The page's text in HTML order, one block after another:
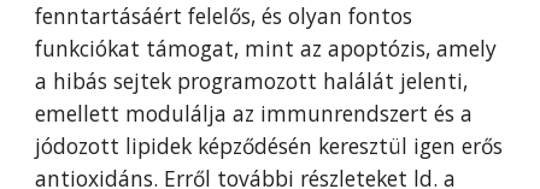
fenntartásáért felelős, és olyan fontos
funkciókat támogat, mint az apoptózis, amely
a hibás sejtek programozott halálát jelenti,
emellett modulálja az immunrendszert ésa
jódozott lipidek képződésén keresztül igen erős
antioxidáns. Erről további részleteket ld. a